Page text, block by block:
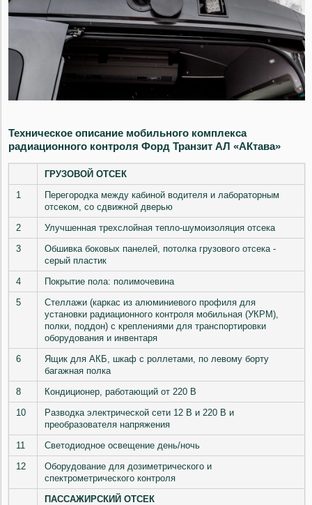
Техническое описание мобильного комплекса
радиационного контроля Форд Транзит АЛ «АКтава»
ГРУЗОВОЙ ОТСЕК
1
Перегородка между кабиной водителя и лабораторным
отсеком, со сдвижной дверью
2
Улучшенная трехслойная тепло-шумоизоляция отсека
3
Обшивка боковых панелей, потолка грузового отсека -
серый пластик
4
Покрытие пола: полимочевина
5
Стеллажи (каркас из алюминиевого профиля для
установки радиационного контроля мобильная (УКРМ),
полки, поддон) с креплениями для транспортировки
оборудования и инвентаря
6
Ящик для АКБ, шкаф с роллетами, по левому борту
багажная полка
8
Кондиционер, работающий от 220 В
10
Разводка электрической сети 12 В и 220 В и
преобразователя напряжения
11
Светодиодное освещение день/ночь
12
Оборудование для дозиметрического и
спектрометрического контроля
ПАССАЖИРСКИЙ ОТСЕК